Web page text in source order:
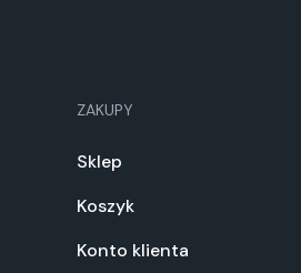
ZAKUPY
Sklep
Koszyk
Konto klienta